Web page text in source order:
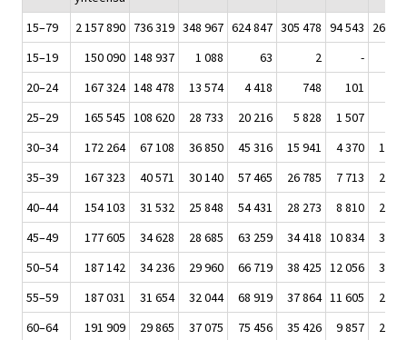
15–79 2 157 890 736 319 348 967 624 847 305 478 94 543
26 747
15–19
150 090 148 937 1 088 63 2 -
20–24
167 324 148 478 13 574 4 418 748 101
25–29
165 545 108 620 28 733 20 216 5 828 1 507
30–34
172 264 67 108 36 850 45 316 15 941 4 370
1 423
35–39
167 323 40 571 30 140 57 465 26 785 7 713
2 366
40–44
154 103 31 532 25 848 54 431 28 273 8 810
2 691
45–49
177 605 34 628 28 685 63 259 34 418 10 834
3 165
50–54
187 142 34 236 29 960 66 719 38 425 12 056
3 266
55–59
187 031 31 654 32 044 68 919 37 864 11 605
2 863
60–64
191 909 29 865 37 075 75 456 35 426 9 857
2 442